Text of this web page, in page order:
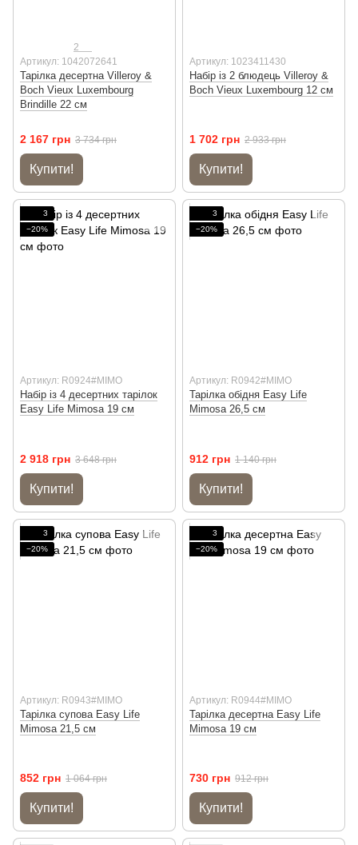
2
Артикул: 1042072641
Тарілка десертна Villeroy &
Boch Vieux Luxembourg
Brindille 22 см
2 167 грн 3 734 грн
Купити!
Артикул: 1023411430
Набір із 2 блюдець Villeroy &
Boch Vieux Luxembourg 12 см
1 702 грн 2 933 грн
Купити!
3
−20%
Артикул: R0924#MIMO
Набір із 4 десертних тарілок
Easy Life Mimosa 19 см
2 918 грн 3 648 грн
Купити!
3
−20%
Артикул: R0942#MIMO
Тарілка обідня Easy Life
Mimosa 26,5 см
912 грн 1 140 грн
Купити!
3
−20%
Артикул: R0943#MIMO
Тарілка супова Easy Life
Mimosa 21,5 см
852 грн 1 064 грн
Купити!
3
−20%
Артикул: R0944#MIMO
Тарілка десертна Easy Life
Mimosa 19 см
730 грн 912 грн
Купити!